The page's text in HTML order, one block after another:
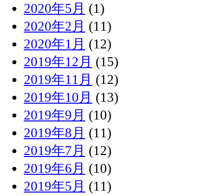
2020年5月 (1)
2020年2月 (11)
2020年1月 (12)
2019年12月 (15)
2019年11月 (12)
2019年10月 (13)
2019年9月 (10)
2019年8月 (11)
2019年7月 (12)
2019年6月 (10)
2019年5月 (11)